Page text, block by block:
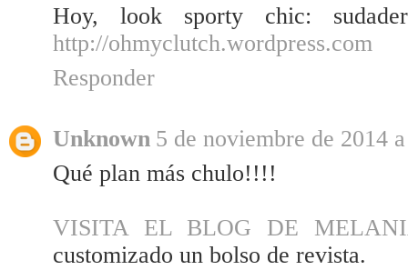
Hoy, look sporty chic:
http://ohmyclutch.wordpress.com
Responder
Unknown 5 de noviembre de 2014
Qué plan más chulo!!!!
VISITA EL BLOG DE
customizado un bolso de revista.